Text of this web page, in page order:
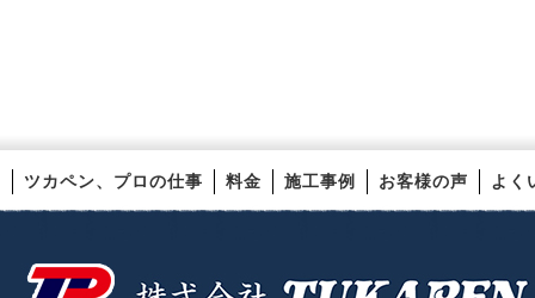
ツカペン、プロの仕事 料金 施工事例 お客様の声 よく